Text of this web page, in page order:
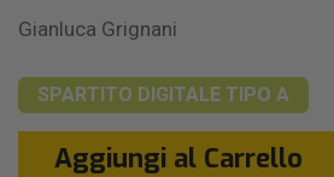
Gianluca Grignani
SPARTITO DIGITALE TIPO A
Aggiungi al Carrello